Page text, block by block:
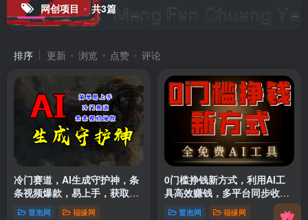
网创项目 共3篇
排序 更新 浏览 点赞 评论
冷门赛道，AI生成守护神，条
条视频爆款，易上手，获取睡
后收入冒泡网 福缘网
0门槛挣钱新方式，利用AI工
具高效赚钱，多平台同步收
益，实现躺赚
冒泡网 福缘网